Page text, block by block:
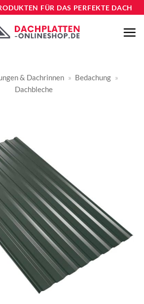
FÜR DAS PERFEKTE DACH
& Dachrinnen » Bedachung »
Dachbleche